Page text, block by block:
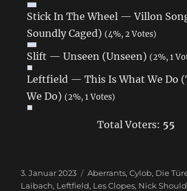
Stick In The Wheel — Villon
Soundly Caged) (4%, 2 Votes)
Slift — Unseen (Unseen) (2%, 1
Leftfield — This Is What We Do
We Do) (2%, 1 Votes)
Total Voters: 55
Veröffentlicht
am
3. Januar 2023 Schlagwörter
Aberrants,Cylob, Die
Laibach, Leftfield, Les Clopes, Nick